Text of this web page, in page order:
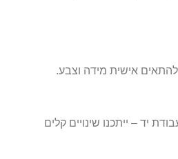
אישית מידה וצבע.
יד – ייתכנו שינויים קלים